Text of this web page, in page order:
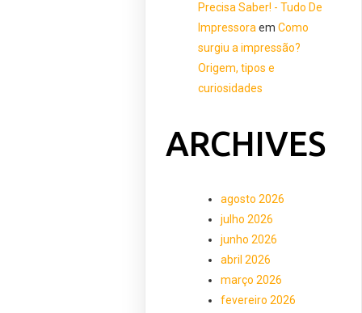
Precisa Saber! - Tudo De
ImpressoraemComo
surgiu a impressão?
Origem, tipos e
curiosidades
ARCHIVES
agosto 2026
julho 2026
junho 2026
abril 2026
março 2026
fevereiro 2026